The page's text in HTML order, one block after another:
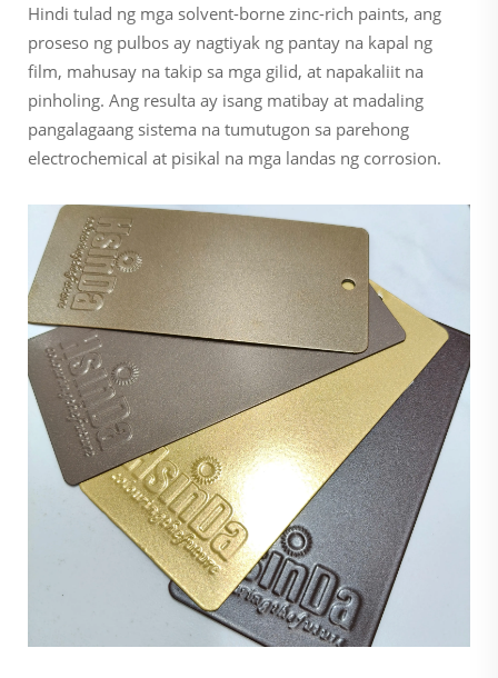
Hindi tulad ng mga solvent-borne zinc-rich paints, ang
proseso ng pulbos ay nagtiyak ng pantay na kapal ng
film, mahusay na takip sa mga gilid, at napakaliit na
pinholing. Ang resulta ay isang matibay at madaling
pangalagaang sistema na tumutugon sa parehong
electrochemical at pisikal na mga landas ng corrosion.